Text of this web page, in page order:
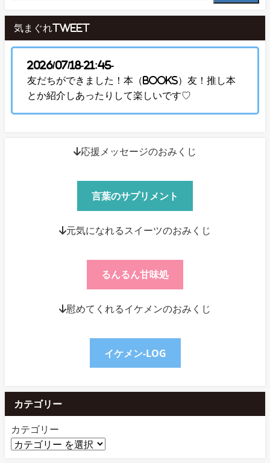
気まぐれTweet
2026/07/18-21:45-
友だちができました！本（Books）友！推し本
とか紹介しあったりして楽しいです♡
↓応援メッセージのおみくじ
言葉のサプリメント
↓元気になれるスイーツのおみくじ
るんるん甘味処
↓慰めてくれるイケメンのおみくじ
イケメン-LOG
カテゴリー
カテゴリー